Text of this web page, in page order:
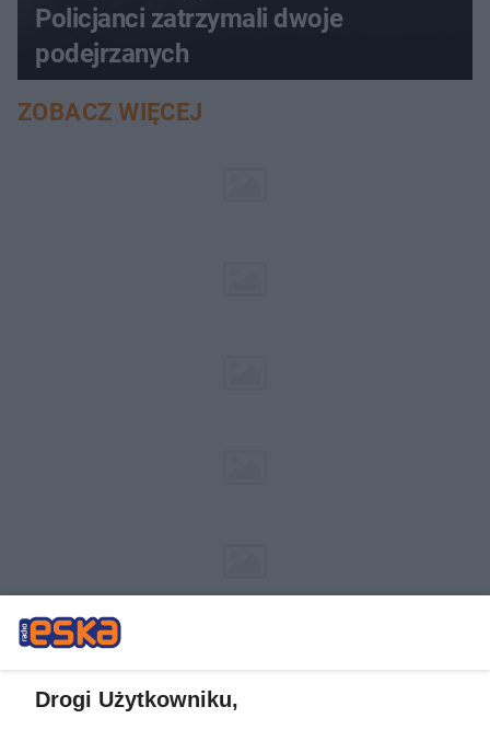
Policjanci zatrzymali dwoje
podejrzanych
ZOBACZ WIĘCEJ
Drogi Użytkowniku,